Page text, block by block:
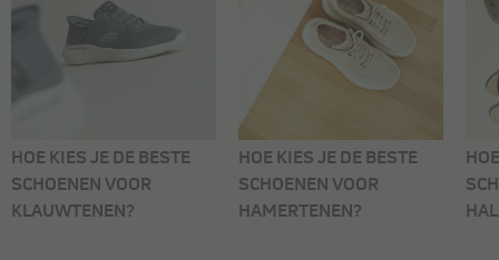
HOE KIES JE DE BESTE
SCHOENEN VOOR
KLAUWTENEN?
HOE KIES JE DE BESTE
SCHOENEN VOOR
HAMERTENEN?